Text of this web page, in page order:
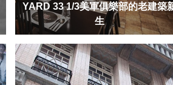
YARD 33 1/3美軍俱樂部的老建築
生